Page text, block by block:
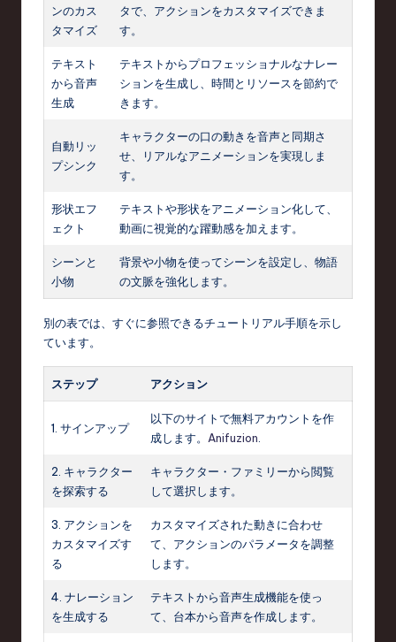
ンのカス
タマイズ
タで、アクションをカスタマイズできま
す。
テキスト
から音声
生成
テキストからプロフェッショナルなナレー
ションを生成し、時間とリソースを節約で
きます。
自動リッ
プシンク
キャラクターの口の動きを音声と同期さ
せ、リアルなアニメーションを実現しま
す。
形状エフ
ェクト
テキストや形状をアニメーション化して、
動画に視覚的な躍動感を加えます。
シーンと
小物
背景や小物を使ってシーンを設定し、物語
の文脈を強化します。
別の表では、すぐに参照できるチュートリアル手順を示し
ています。
ステップ アクション
1. サインアップ
以下のサイトで無料アカウントを作
成します。 Anifuzion
2. キャラクター
を探索する
キャラクター・ファミリーから閲覧
して選択します。
3. アクションを
カスタマイズす
る
カスタマイズされた動きに合わせ
て、アクションのパラメータを調整
します。
4. ナレーション
を生成する
テキストから音声生成機能を使っ
て、台本から音声を作成します。